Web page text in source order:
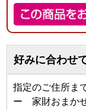
好みに合わせ
指定のご住所ま
ー 家財おまかせ